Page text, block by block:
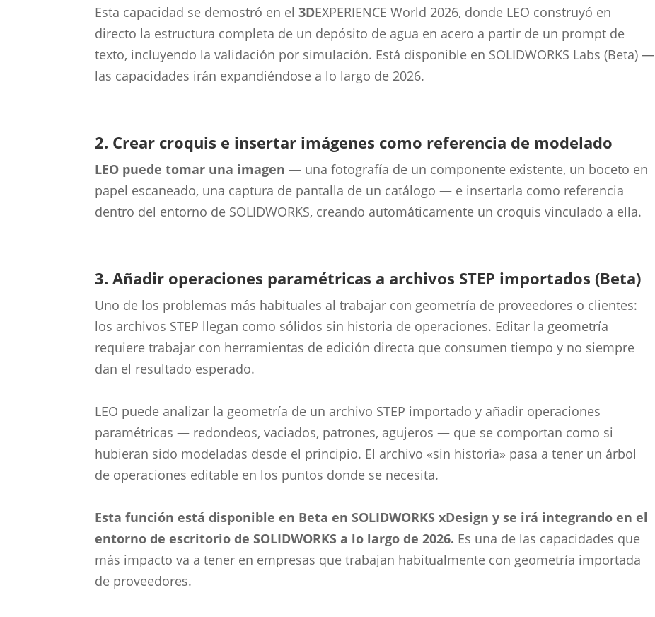
Esta capacidad se demostró en el3DEXPERIENCE World 2026, donde LEO construyó en
directo la estructura completa de un depósito de agua en acero a partir de un prompt de
texto, incluyendo la validación por simulación. Está disponible en SOLIDWORKS Labs (Beta) —
las capacidades irán expandiéndose a lo largo de 2026.
2. Crear croquis e insertar imágenes como referencia de modelado
LEO puede tomar una imagen — una fotografía de un componente existente, un boceto en
papel escaneado, una captura de pantalla de un catálogo — e insertarla como referencia
dentro del entorno de SOLIDWORKS, creando automáticamente un croquis vinculado a ella.
3. Añadir operaciones paramétricas a archivos STEP importados (Beta)
Uno de los problemas más habituales al trabajar con geometría de proveedores o clientes:
los archivos STEP llegan como sólidos sin historia de operaciones. Editar la geometría
requiere trabajar con herramientas de edición directa que consumen tiempo y no siempre
dan el resultado esperado.
LEO puede analizar la geometría de un archivo STEP importado y añadir operaciones
paramétricas — redondeos, vaciados, patrones, agujeros — que se comportan como si
hubieran sido modeladas desde el principio. El archivo «sin historia» pasa a tener un árbol
de operaciones editable en los puntos donde se necesita.
Esta función está disponible en Beta en SOLIDWORKS xDesign y se irá integrando en el
entorno de escritorio de SOLIDWORKS a lo largo de 2026. Es una de las capacidades que
más impacto va a tener en empresas que trabajan habitualmente con geometría importada
de proveedores.